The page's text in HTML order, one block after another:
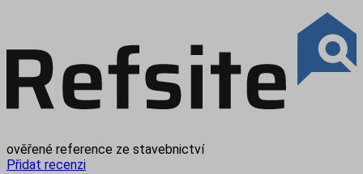
ověřené reference ze stavebnictví
Přidat recenzi